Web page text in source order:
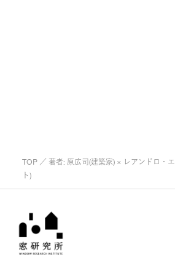
TOP／ 著者: 原広司(建築家) × レアンドロ・
ト)